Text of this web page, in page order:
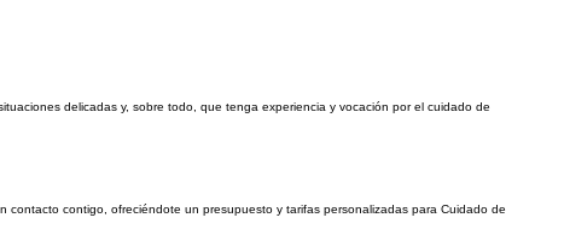
delicadas y, sobre todo, que tenga experiencia y vocación por el cuidado de
contigo, ofreciéndote un presupuesto y tarifas personalizadas para Cuidado de